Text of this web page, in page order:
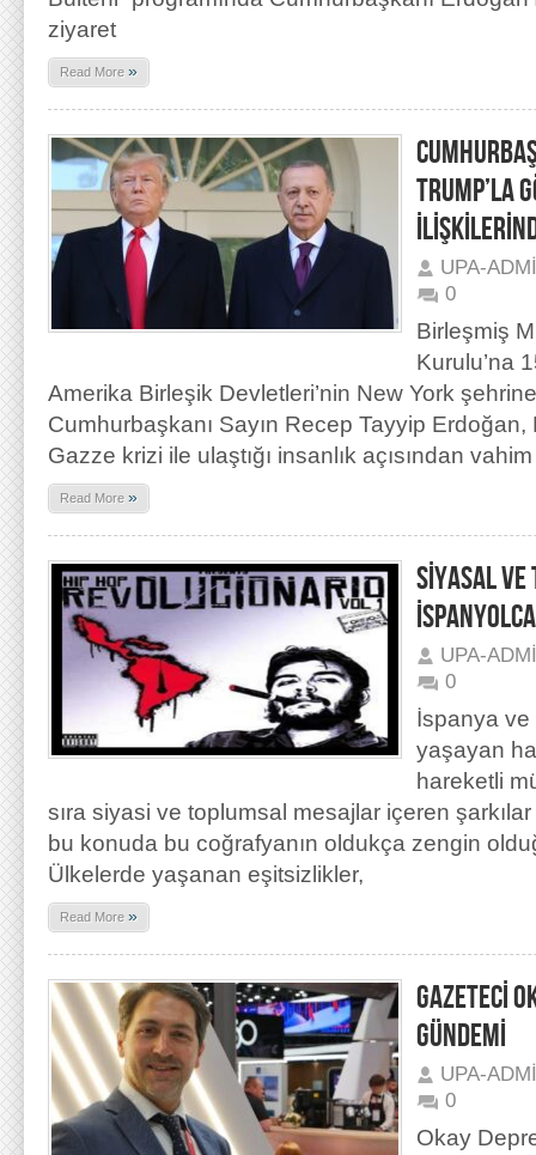
ziyaret
Read More »
TRUMP’LA
UPA-
0
Birleşmiş
Kurulu’na
Amerika Birleşik Devletleri’nin New York
Cumhurbaşkanı Sayın Recep Tayyip Erdoğan,
Gazze krizi ile ulaştığı insanlık açısından
Read More »
SİYASAL VE
UPA-
0
İspanya ve
yaşayan
hareketli
sıra siyasi ve toplumsal mesajlar içeren
bu konuda bu coğrafyanın oldukça zengin
Ülkelerde yaşanan eşitsizlikler,
Read More »
GAZETECİ
GÜNDEMİ
UPA-
0
Okay